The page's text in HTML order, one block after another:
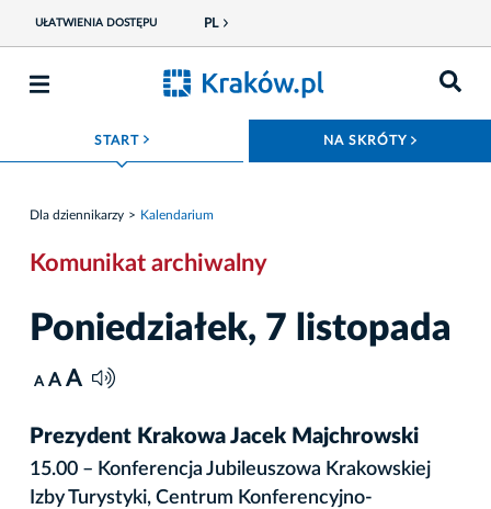
UŁATWIENIA DOSTĘPU PL
START ROZWIŃ MENU NA SKRÓTY
Dla dziennikarzy Kalendarium
Komunikat archiwalny
Poniedziałek, 7 listopada
A A A
Prezydent Krakowa Jacek Majchrowski
15.00 – Konferencja Jubileuszowa Krakowskiej
Izby Turystyki, Centrum Konferencyjno-